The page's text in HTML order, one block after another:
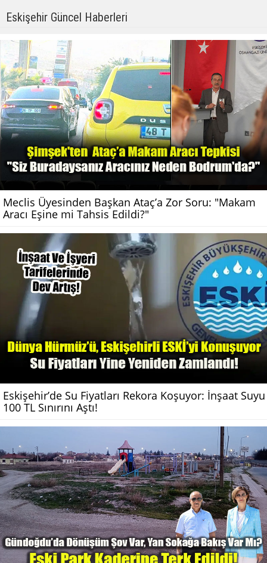
Eskişehir Güncel Haberleri
Meclis Üyesinden Başkan Ataç’a Zor Soru: "Makam
Aracı Eşine mi Tahsis Edildi?"
Eskişehir’de Su Fiyatları Rekora Koşuyor: İnşaat Suyu
100 TL Sınırını Aştı!